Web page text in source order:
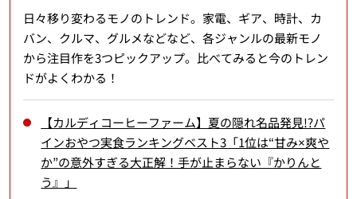
日々移り変わるモノのトレンド。家電、ギア、時計、カ
バン、クルマ、グルメなどなど、各ジャンルの最新モノ
から注目作を3つピックアップ。比べてみると今のトレン
ドがよくわかる！
【カルディコーヒーファーム】夏の隠れ名品発見!?パ
インおやつ実食ランキングベスト3「1位は“甘み×爽や
か”の意外すぎる大正解！手が止まらない『かりんと
う』」